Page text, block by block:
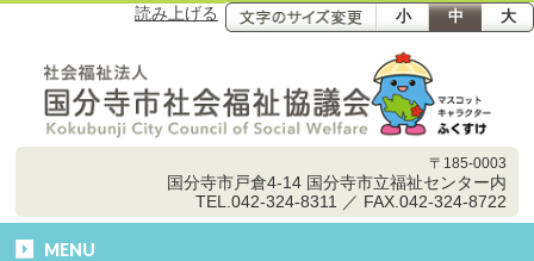
小 中 大
読み上げる
〒185-0003
国分寺市戸倉4-14 国分寺市立福祉センター内
TEL.042-324-8311 ／ FAX.042-324-8722
MENU